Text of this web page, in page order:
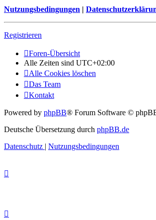
Nutzungsbedingungen |
Registrieren
Foren-Übersicht
Alle Zeiten sind UTC+02:00
Alle Cookies löschen
Das Team
Kontakt
Powered by phpBB® Forum Software ©
Deutsche Übersetzung durch phpBB.de
Datenschutz | Nutzungsbedingungen